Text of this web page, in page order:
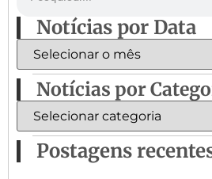
Notícias por Data
Notícias por
Postagens